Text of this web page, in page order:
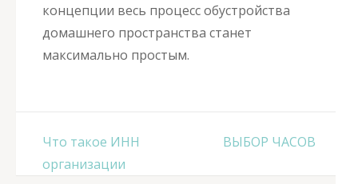
концепции весь процесс обустройства
домашнего пространства станет
максимально простым.
Навигация
по
Что такое ИНН
организации
ВЫБОР ЧАСОВ